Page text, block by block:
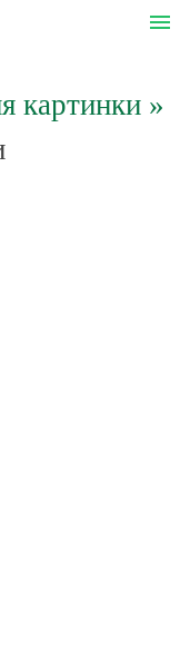
menu
картинки»